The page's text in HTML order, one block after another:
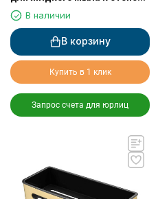
матовое золото
В наличии
В корзину
Купить в 1 клик
Запрос счета для юрлиц